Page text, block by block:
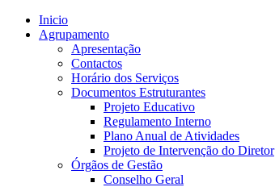
Inicio
Agrupamento
Apresentação
Contactos
Horário dos Serviços
Documentos Estruturantes
Projeto Educativo
Regulamento Interno
Plano Anual de Atividades
Projeto de Intervenção do Diretor
Órgãos de Gestão
Conselho Geral